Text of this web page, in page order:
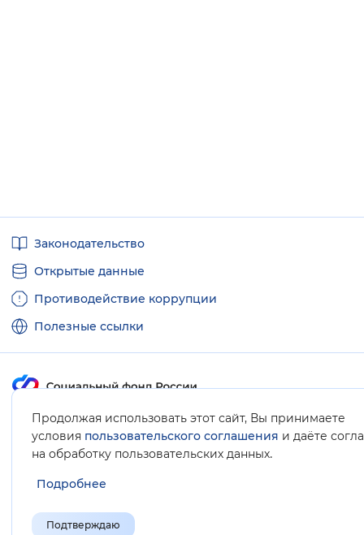
Продолжая использовать этот сайт, Вы принимаете
условия пользовательского соглашения и даёте
на обработку пользовательских данных.
Подробнее
Подтверждаю
ссылкиЗаконодательство
Открытые данные
Противодействие коррупции
Полезные ссылки
Карта сайта